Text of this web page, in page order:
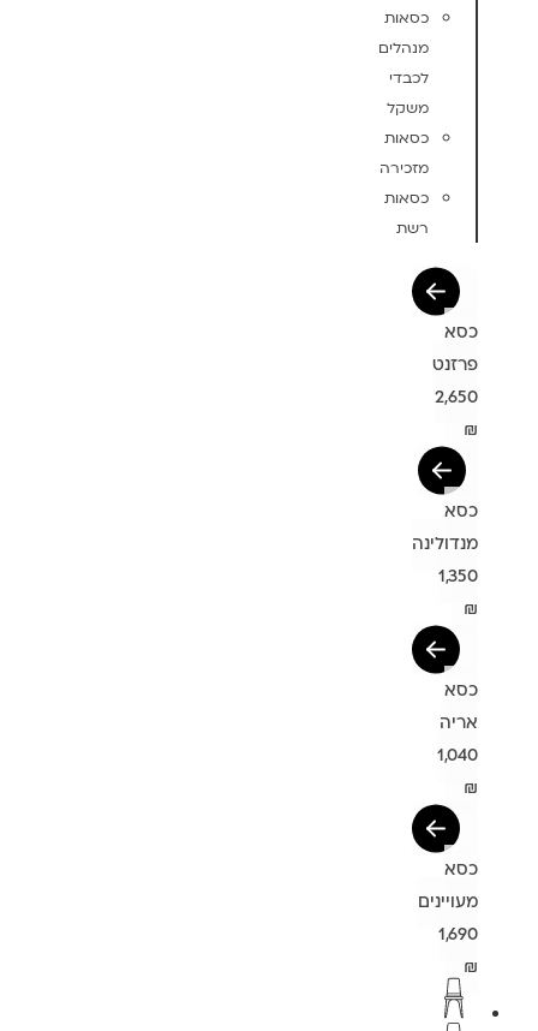
כסאות
מנהלים
לכבדי
משקל
כסאות
מזכירה
כסאות
רשת
כסא
פרזנט
2,650
₪
כסא
מנדולינה
1,350
₪
כסא
אריה
1,040
₪
כסא
מעויינים
1,690
₪